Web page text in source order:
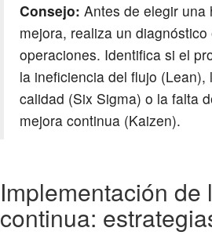
Consejo: Antes de elegir una
mejora, realiza un
operaciones. Identifica si el
la ineficiencia del flujo
calidad (Six Sigma) o la falta
mejora continua (Kaizen).
Implementación de
continua: